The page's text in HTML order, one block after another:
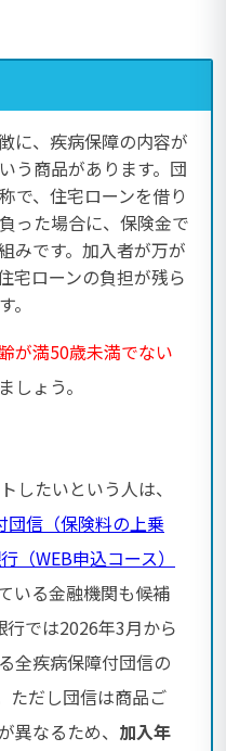
に、疾病保障の内容が
う商品があります。 団
で、住宅ローンを借り
った場合に、保険金で
みです。加入者が万が
宅ローンの負担が残ら
が満50歳未満でない
しょう。
したいという人は、
団信（保険料の上乗
（WEB申込コース）
いる金融機関も候補
では2026年3月から
全疾病保障付団信の
ただし団信は商品ご
異なるため、 加入年